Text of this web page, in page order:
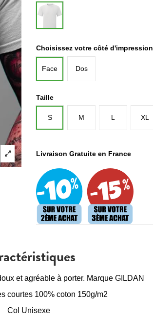
Blanc
Choisissez votre côté d'impression
Face Dos
Taille
S M L XL
Livraison Gratuite en France
et agréable à porter. Marque GILDAN
courtes 100% coton 150g/m2
Col Unisexe